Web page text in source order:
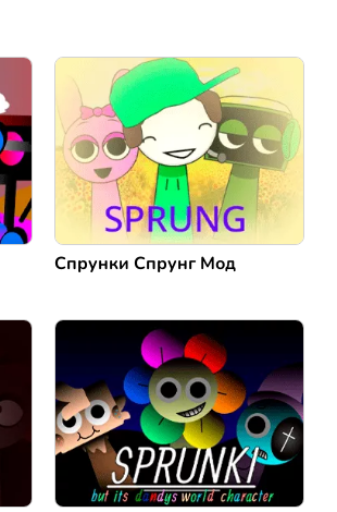
Коментировать
Спрунки Спрунг Мод